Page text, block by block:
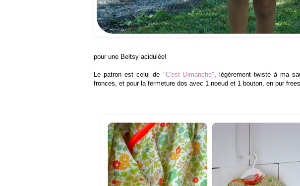
pour une Beltsy acidulée!
Le patron est celui de "C'est Dimanche" , légèrement twisté à ma
fronces, et pour la fermeture dos avec 1 noeud et 1 bouton, en pur